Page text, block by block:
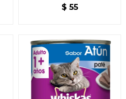
HUMEDO 85 GRS
$ 55